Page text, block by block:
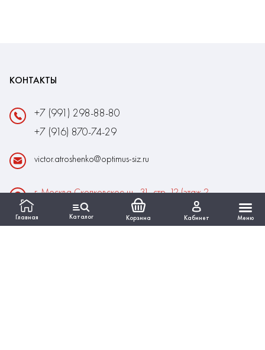
Главная Каталог Корзина Кабинет Меню
КОНТАКТЫ
+7 (991) 298-88-80
+7 (916) 870-74-29
victor.atroshenko@optimus-siz.ru
г. Москва Сколковское ш., 31, стр. 12 (этаж 2,
помещение 22)
Время работы: